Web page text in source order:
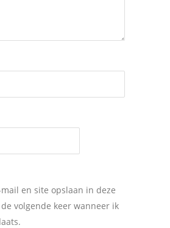
en site opslaan in deze
volgende keer wanneer ik